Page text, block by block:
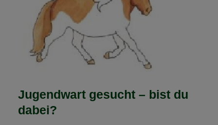
Jugendwart gesucht – bist du
dabei?